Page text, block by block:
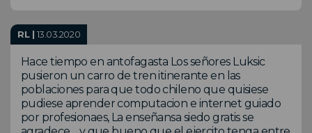
RL | 13.03.2020
Hace tiempo en antofagasta Los señores Luksic
pusieron un carro de tren itinerante en las
poblaciones para que todo chileno que quisiese
pudiese aprender computacion e internet guiado
por profesionaes, La enseñansa siedo gratis se